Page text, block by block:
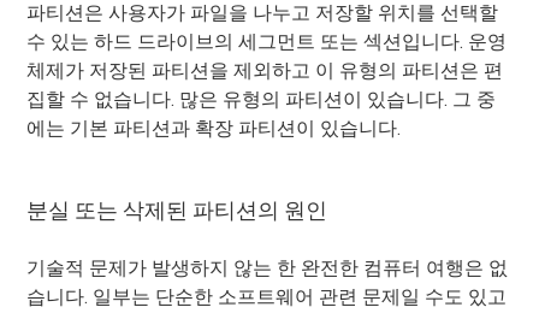
파티션은 사용자가 파일을 나누고 저장할 위치를 선택할
수 있는 하드 드라이브의 세그먼트 또는 섹션입니다. 운영
체제가 저장된 파티션을 제외하고 이 유형의 파티션은 편
집할 수 없습니다. 많은 유형의 파티션이 있습니다. 그 중
에는 기본 파티션과 확장 파티션이 있습니다.
분실 또는 삭제된 파티션의 원인
기술적 문제가 발생하지 않는 한 완전한 컴퓨터 여행은 없
습니다. 일부는 단순한 소프트웨어 관련 문제일 수도 있고